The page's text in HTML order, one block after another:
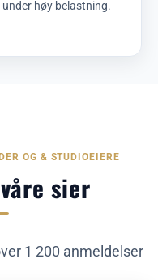
høy belastning.
OG & STUDIOEIERE
sier
1 200 anmeldelser